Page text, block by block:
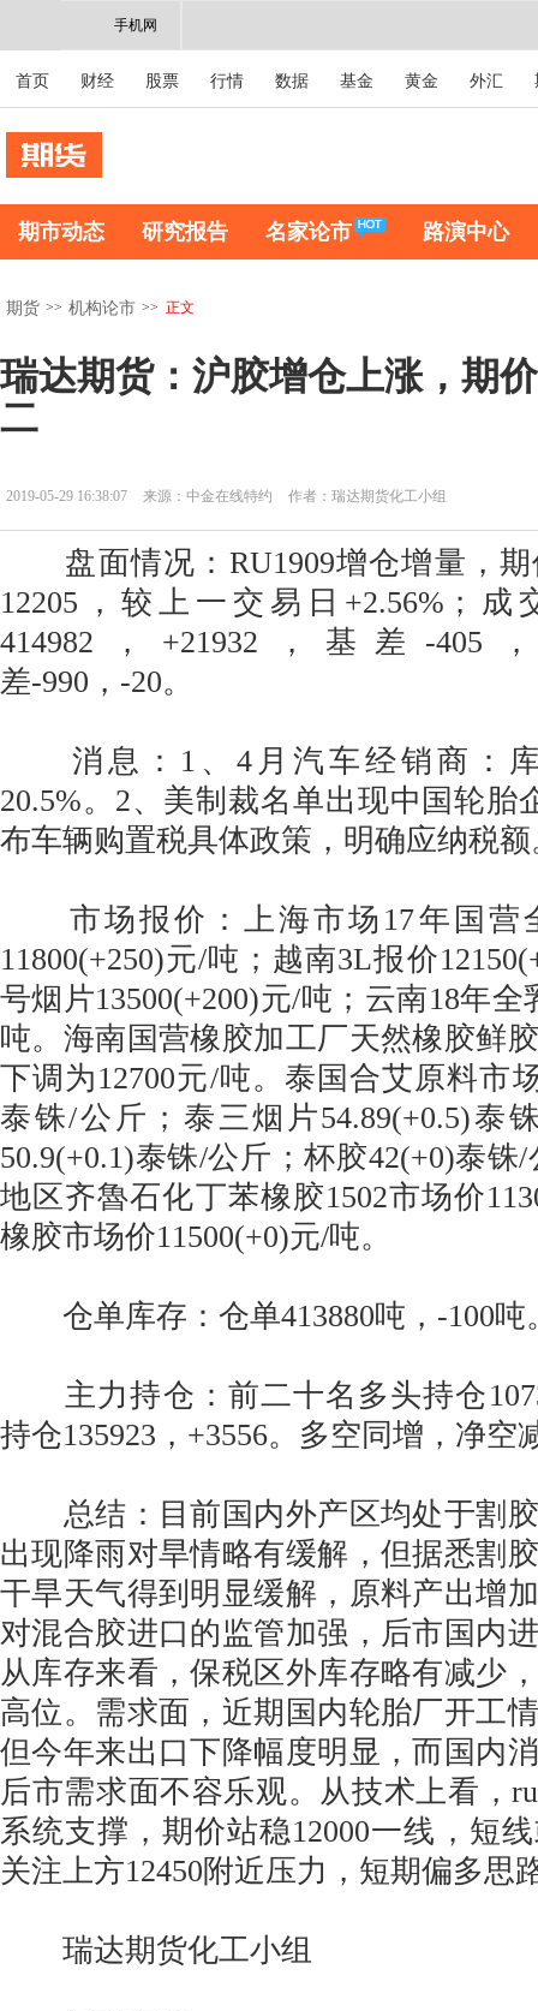
手机网
首页 财经 股票 行情 数据 基金 黄金 外汇
期市动态 研究报告 名家论市 路演中心
期货 >> 机构论市 >> 正文
瑞达期货：沪胶增仓上涨，期
二
2019-05-29 16:38:07 来源：中金在线特约 作者：瑞达期货化工小组
盘面情况：RU1909增仓增量，期
12205，较上一交易日+2.56%；成
414982，+21932，基差-405
差-990，-20。
消息：1、4月汽车经销商：库
20.5%。2、美制裁名单出现中国轮胎
布车辆购置税具体政策，明确应纳税额
市场报价：上海市场17年国营
11800(+250)元/吨；越南3L报价
号烟片13500(+200)元/吨；云南18年全
吨。海南国营橡胶加工厂天然橡胶鲜
下调为12700元/吨。泰国合艾原料市
泰铢/公斤；泰三烟片54.89(+0.5)泰
50.9(+0.1)泰铢/公斤；杯胶42(+0)泰铢
地区齐魯石化丁苯橡胶1502市场价
橡胶市场价11500(+0)元/吨。
仓单库存：仓单413880吨，-100吨
主力持仓：前二十名多头持仓
持仓135923，+3556。多空同增，净空
总结：目前国内外产区均处于割胶
出现降雨对旱情略有缓解，但据悉割
干旱天气得到明显缓解，原料产出增
对混合胶进口的监管加强，后市国内
从库存来看，保税区外库存略有减少
高位。需求面，近期国内轮胎厂开工
但今年来出口下降幅度明显，而国内
后市需求面不容乐观。从技术上看，
系统支撑，期价站稳12000一线，短
关注上方12450附近压力，短期偏多思
瑞达期货化工小组